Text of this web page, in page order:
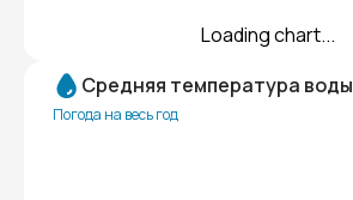
Loading chart...
Средняя температура воды
Погода на весь год